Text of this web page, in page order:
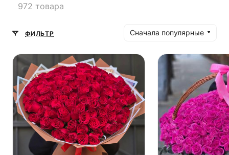
972 товара
ФИЛЬТР Сначала популярные